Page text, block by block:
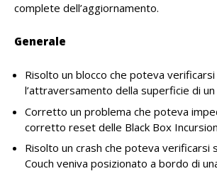
complete dell’aggiornamento.
Generale
Risolto un blocco che poteva
l’attraversamento della superficie di un
Corretto un problema che poteva
corretto reset delle Black Box
Risolto un crash che poteva verificarsi
Couch veniva posizionato a bordo di